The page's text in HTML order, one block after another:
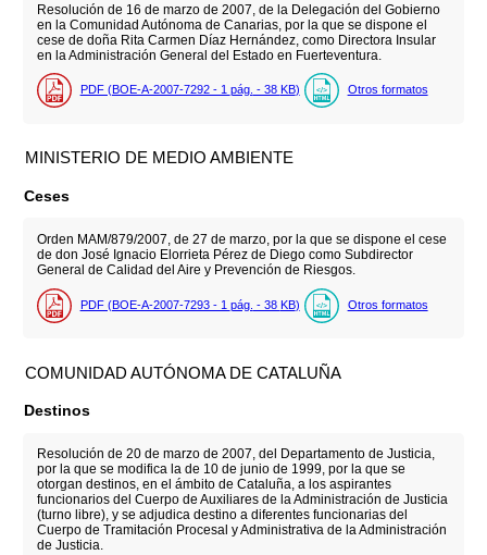
Resolución de 16 de marzo de 2007, de la Delegación del Gobierno
en la Comunidad Autónoma de Canarias, por la que se dispone el
cese de doña Rita Carmen Díaz Hernández, como Directora Insular
en la Administración General del Estado en Fuerteventura.
PDF (BOE-A-2007-7292 - 1 pág. - 38 KB) Otros formatos
MINISTERIO DE MEDIO AMBIENTE
Ceses
Orden MAM/879/2007, de 27 de marzo, por la que se dispone el cese
de don José Ignacio Elorrieta Pérez de Diego como Subdirector
General de Calidad del Aire y Prevención de Riesgos.
PDF (BOE-A-2007-7293 - 1 pág. - 38 KB) Otros formatos
COMUNIDAD AUTÓNOMA DE CATALUÑA
Destinos
Resolución de 20 de marzo de 2007, del Departamento de Justicia,
por la que se modifica la de 10 de junio de 1999, por la que se
otorgan destinos, en el ámbito de Cataluña, a los aspirantes
funcionarios del Cuerpo de Auxiliares de la Administración de Justicia
(turno libre), y se adjudica destino a diferentes funcionarias del
Cuerpo de Tramitación Procesal y Administrativa de la Administración
de Justicia.